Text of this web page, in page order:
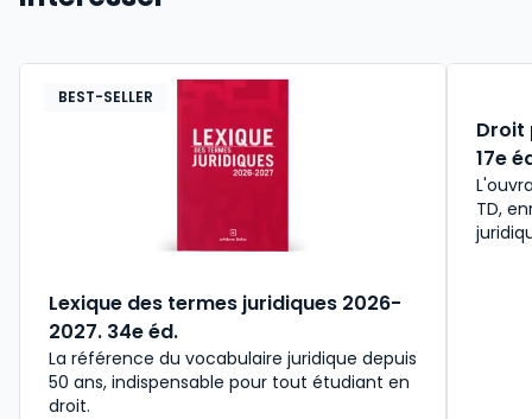
BEST-SELLER
Lexique des termes juridiques 2026-
2027. 34e éd.
La référence du vocabulaire juridique depuis
50 ans, indispensable pour tout étudiant en
droit.​
Droit
17e
TD,